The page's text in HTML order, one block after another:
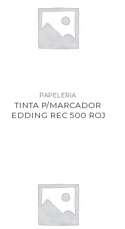
PAPELERIA
TINTA P/MARCADOR
EDDING REC 500 ROJ